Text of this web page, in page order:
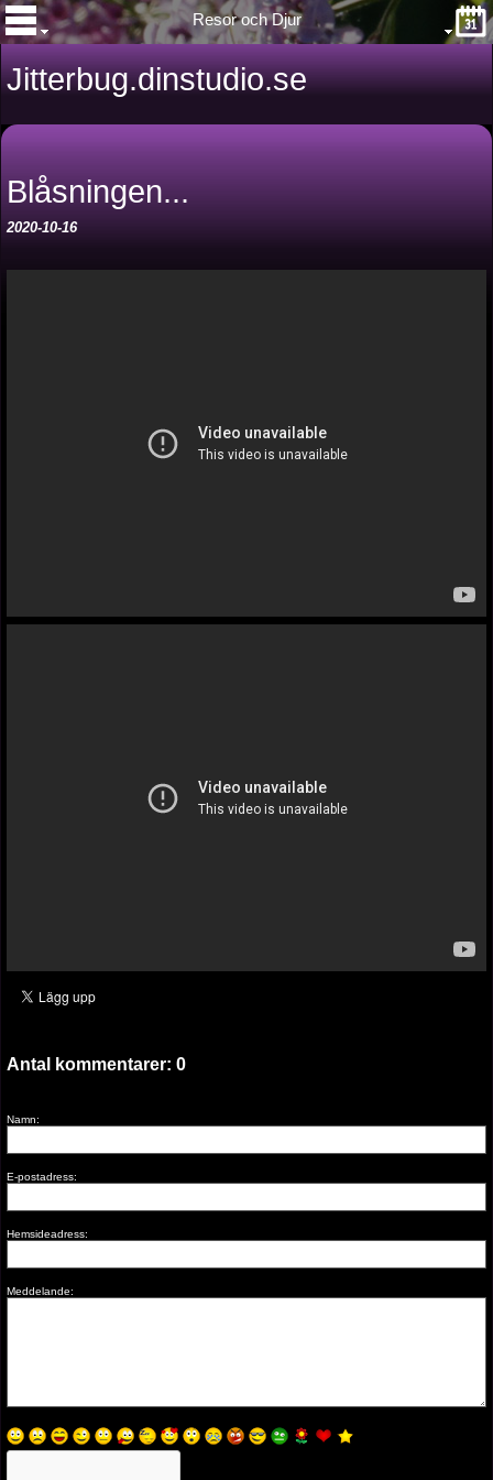
Jitterbug.dinstudio.se
Resor och Djur
Blåsningen...
2020-10-16
Antal kommentarer: 0
Namn:
E-postadress:
Hemsideadress:
Meddelande: